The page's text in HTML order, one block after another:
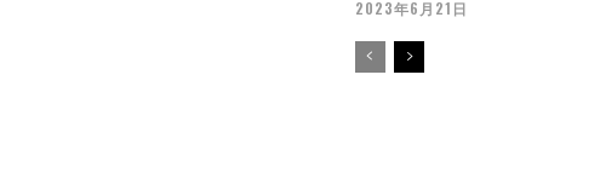
2023年6月21日